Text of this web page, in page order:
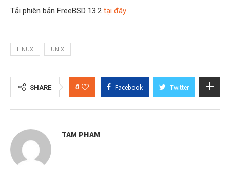
Tải phiên bản FreeBSD 13.2 tại đây
LINUX UNIX
SHARE 0 Facebook Twitter
TAM PHAM